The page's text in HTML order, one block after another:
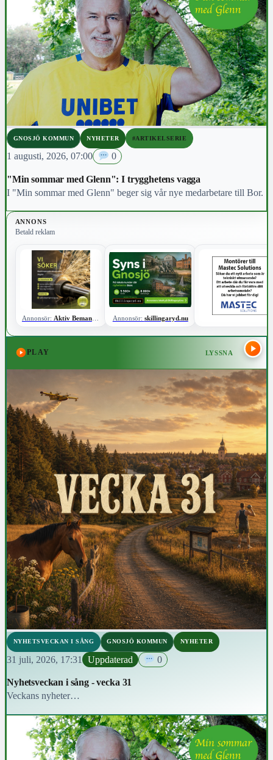
GNOSJÖ KOMMUN NYHETER #ARTIKELSERIE
1 augusti, 2026, 07:00 0
"Min sommar med Glenn": I trygghetens vagga
I "Min sommar med Glenn" beger sig vår nye medarbetare till Bor.
ANNONS
Betald reklam
Annonsör: Aktiv Bemanning Annonsör: skillingaryd.nu
PLAY LYSSNA
NYHETSVECKAN I SÅNG GNOSJÖ KOMMUN NYHETER
31 juli, 2026, 17:31 Uppdaterad 0
Nyhetsveckan i sång - vecka 31
Veckans nyheter…